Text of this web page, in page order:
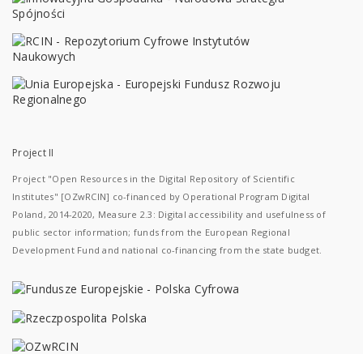
Project II
Project "Open Resources in the Digital Repository of Scientific
Institutes" [OZwRCIN] co-financed by Operational Program Digital
Poland, 2014-2020, Measure 2.3: Digital accessibility and usefulness of
public sector information; funds from the European Regional
Development Fund and national co-financing from the state budget.